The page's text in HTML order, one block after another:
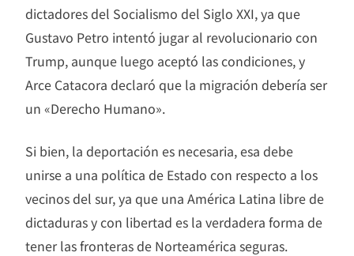
dictadores del Socialismo del Siglo XXI, ya que
Gustavo Petro intentó jugar al revolucionario con
Trump, aunque luego aceptó las condiciones, y
Arce Catacora declaró que la migración debería ser
un «Derecho Humano».
Si bien, la deportación es necesaria, esa debe
unirse a una política de Estado con respecto a los
vecinos del sur, ya que una América Latina libre de
dictaduras y con libertad es la verdadera forma de
tener las fronteras de Norteamérica seguras.